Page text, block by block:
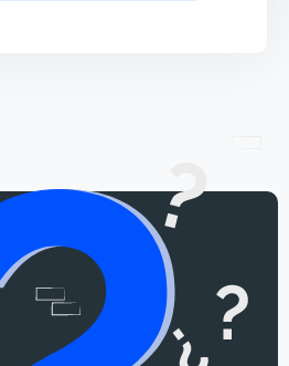
به طور خلاصه در این